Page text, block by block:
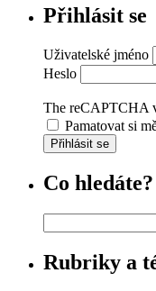
Přihlásit se
Uživatelské jméno
Heslo
The reCAPTCHA
Pamatovat si
Přihlásit se
Co hledáte?
Rubriky a